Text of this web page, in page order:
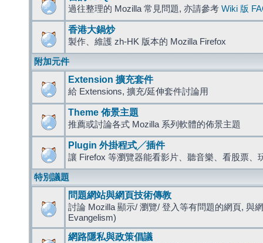
過往整理的 Mozilla 常見問題, 亦請參考 Wiki 版
香港大鍋炒
製作、維護 zh-HK 版本的 Mozilla Firefox
附加元件
Extension 擴充套件
給 Extensions, 擴充/延伸套件討論用
Theme 佈景主題
推薦或討論各式 Mozilla 系列軟體的佈景主題
Plugin 外掛程式╱插件
讓 Firefox 等瀏覽器能看影片、聽音樂、看股票、
特別議題
問題網站與網頁技術傳教
討論 Mozilla 顯示/ 瀏覽/ 登入等有問題的網頁, 與
Evangelism)
網路隱私與政策倡議